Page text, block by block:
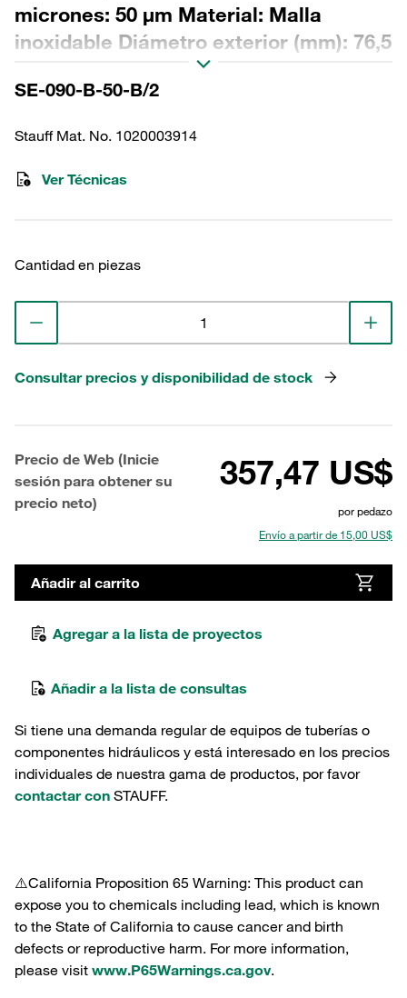
micrones: 50 µm Material: Malla
inoxidable Diámetro exterior (mm): 76,5
Diámetro interior (mm): 48,5 Longitud
(mm): 180 Sellado: NBR, relación β >2
SE-090-B-50-B/2
Stauff Mat. No. 1020003914
Ver Técnicas
Cantidad en piezas
Consultar precios y disponibilidad de stock
Precio de Web (Inicie
sesión para obtener su
precio neto)
357,47 US$
por pedazo
Envío a partir de 15,00 US$
Añadir al carrito
Agregar a la lista de proyectos
Añadir a la lista de consultas
Si tiene una demanda regular de equipos de tuberías o
componentes hidráulicos y está interesado en los precios
individuales de nuestra gama de productos, por favor
contactar con STAUFF.
⚠️California Proposition 65 Warning: This product can
expose you to chemicals including lead, which is known
to the State of California to cause cancer and birth
defects or reproductive harm. For more information,
please visit www.P65Warnings.ca.gov.